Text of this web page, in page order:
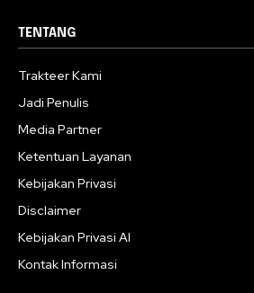
TENTANG
Trakteer Kami
Jadi Penulis
Media Partner
Ketentuan Layanan
Kebijakan Privasi
Disclaimer
Kebijakan Privasi AI
Kontak Informasi